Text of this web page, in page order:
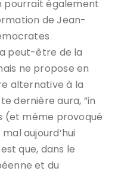
pourrait également
de Jean-
peut-être de la
ne propose en
alternative à la
dernière aura, ”in
(et même provoqué
aujourd’hui
que, dans le
et du